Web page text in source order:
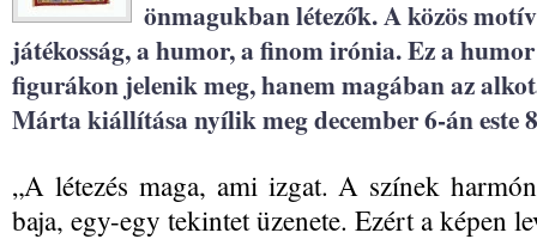
önmagukban létezők. A közös
játékosság, a humor, a finom irónia. Ez a
figurákon jelenik meg, hanem magában az
Márta kiállítása nyílik meg december 6-án este
„A létezés maga, ami izgat. A színek
baja, egy-egy tekintet üzenete. Ezért a képen